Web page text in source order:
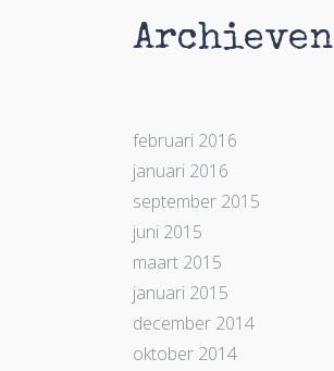
Archieven
februari 2016
januari 2016
september 2015
juni 2015
maart 2015
januari 2015
december 2014
oktober 2014